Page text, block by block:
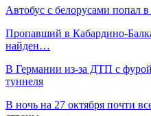
Автобус с белорусами попал
Пропавший в Кабардино-
найден…
В Германии из-за ДТП с
туннеля
В ночь на 27 октября почти